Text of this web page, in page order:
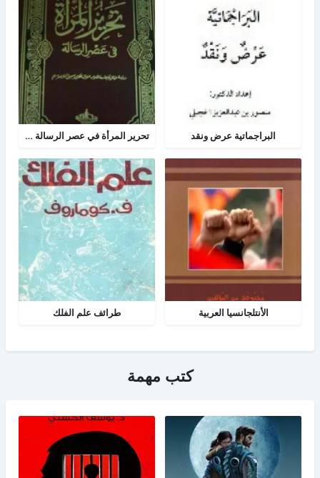
البراجماتية عرض ونقد تحرير المرأة في عصر الرسالة جــ 2
الأنتلجانسيا العربية طرائف علم الفلك
كتب مهمة